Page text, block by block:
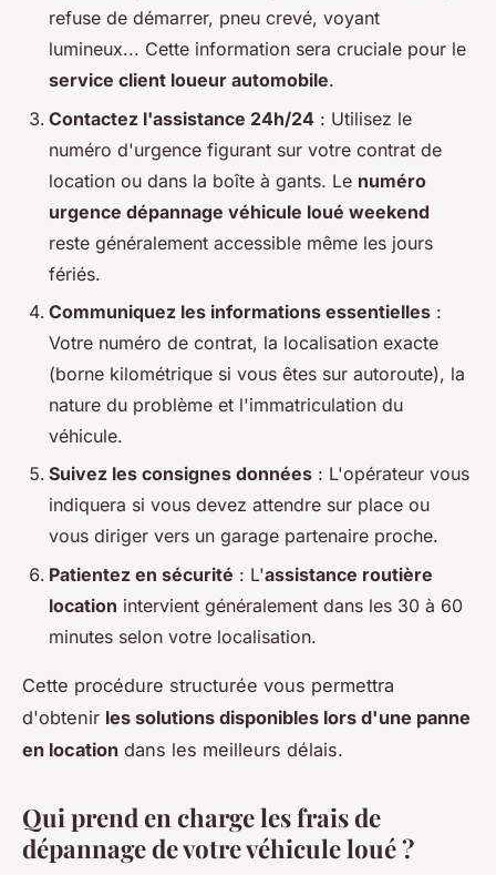
refuse de démarrer, pneu crevé, voyant
lumineux... Cette information sera cruciale pour le
service client loueur automobile.
Contactez l'assistance 24h/24 : Utilisez le
numéro d'urgence figurant sur votre contrat de
location ou dans la boîte à gants. Le numéro
urgence dépannage véhicule loué weekend
reste généralement accessible même les jours
fériés.
Communiquez les informations essentielles :
Votre numéro de contrat, la localisation exacte
(borne kilométrique si vous êtes sur autoroute), la
nature du problème et l'immatriculation du
véhicule.
Suivez les consignes données : L'opérateur vous
indiquera si vous devez attendre sur place ou
vous diriger vers un garage partenaire proche.
Patientez en sécurité : L'assistance routière
location intervient généralement dans les 30 à 60
minutes selon votre localisation.
Cette procédure structurée vous permettra
d'obtenir les solutions disponibles lors d'une panne
en location dans les meilleurs délais.
Qui prend en charge les frais de
dépannage de votre véhicule loué ?